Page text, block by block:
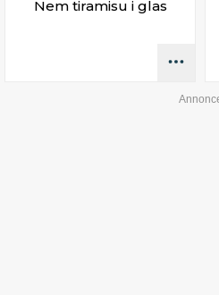
Nem tiramisu i glas